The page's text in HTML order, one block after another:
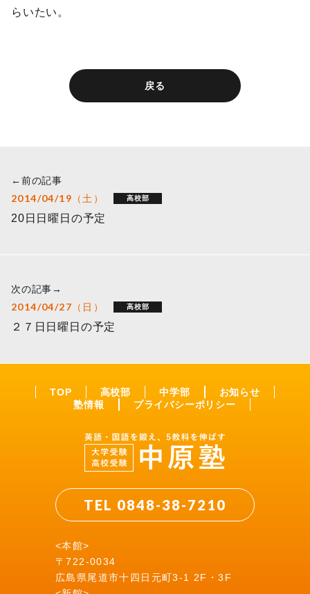
らいたい。
戻る
←前の記事
2014/04/19（土） 高校部
20日日曜日の予定
次の記事→
2014/04/27（日） 高校部
２７日日曜日の予定
TOP 高校部 中学部
お知らせ
塾情報
プライバシーポリシー
TEL 0848-38-7210
<本館>
〒722-0034
広島県尾道市十四日元町3-1 2F・3F